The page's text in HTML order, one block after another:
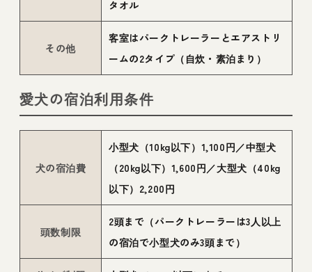
タオル
その他
客室はパークトレーラーとエアストリ
ームの2タイプ（自炊・素泊まり）
愛犬の宿泊利用条件
犬の宿泊費
小型犬（10kg以下）1,100円／中型犬
（20kg以下）1,600円／大型犬（40kg
以下）2,200円
頭数制限
2頭まで（パークトレーラーは3人以上
の宿泊で小型犬のみ3頭まで）